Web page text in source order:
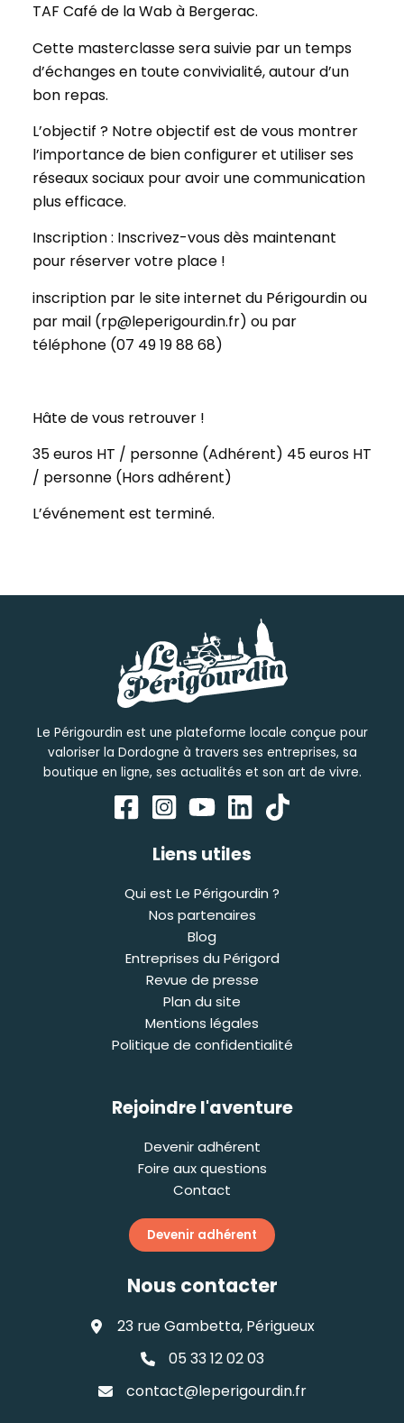
TAF Café de la Wab à Bergerac.
Cette masterclasse sera suivie par un temps
d’échanges en toute convivialité, autour d’un
bon repas.
L’objectif ? Notre objectif est de vous montrer
l’importance de bien configurer et utiliser ses
réseaux sociaux pour avoir une communication
plus efficace.
Inscription : Inscrivez-vous dès maintenant
pour réserver votre place !
inscription par le site internet du Périgourdin ou
par mail (rp@leperigourdin.fr) ou par
téléphone (07 49 19 88 68)
Hâte de vous retrouver !
35 euros HT / personne (Adhérent) 45 euros HT
/ personne (Hors adhérent)
L’événement est terminé.
Le Périgourdin est une plateforme locale conçue pour
valoriser la Dordogne à travers ses entreprises, sa
boutique en ligne, ses actualités et son art de vivre.
Liens utiles
Qui est Le Périgourdin ?
Nos partenaires
Blog
Entreprises du Périgord
Revue de presse
Plan du site
Mentions légales
Politique de confidentialité
Rejoindre l'aventure
Devenir adhérent
Foire aux questions
Contact
Devenir adhérent
Nous contacter
23 rue Gambetta, Périgueux
05 33 12 02 03
contact@leperigourdin.fr